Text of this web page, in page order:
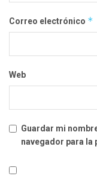
Correo electrónico *
Web
Guardar mi
navegador para la